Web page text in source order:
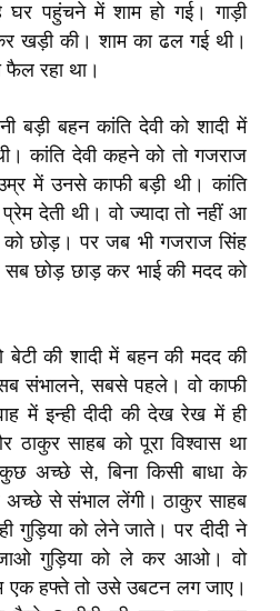
पहुंचने में शाम हो गई। गाड़ी
खड़ी की। शाम का ढल गई थी।
फैल रहा था।
बड़ी बहन कांति देवी को शादी में
कांति देवी कहने को तो गजराज
में उनसे काफी बड़ी थी। कांति
देती थी। वो ज्यादा तो नहीं आ
को छोड़। पर जब भी गजराज सिंह
सब छोड़ छाड़ कर भाई की मदद को
की शादी में बहन की मदद की
संभालने, सबसे पहले। वो काफी
में इन्ही दीदी की देख रेख में ही
साहब को पूरा विश्वास था
अच्छे से, बिना किसी बाधा के
अच्छे से संभाल लेंगी। ठाकुर साहब
गुड़िया को लेने जाते। पर दीदी ने
गुड़िया को ले कर आओ। वो
हफ्ते तो उसे उबटन लग जाए।